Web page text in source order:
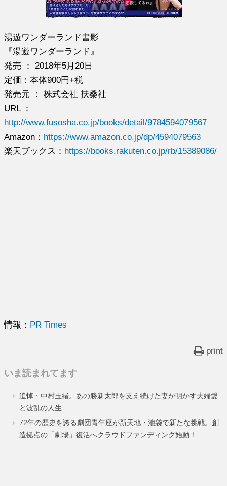
湯遊ワンダーランド書影
『湯遊ワンダーランド』
発売 ： 2018年5月20日
定価：本体900円+税
発売元 ： 株式会社 扶桑社
URL ：
http://www.fusosha.co.jp/books/detail/9784594079567
Amazon： https://www.amazon.co.jp/dp/4594079563
楽天ブックス： https://books.rakuten.co.jp/rb/15389086/
情報： PR Times
print
いま読まれてます
追悼・中村玉緒。あの勝新太郎を支え続けた妻が明かす夫婦愛
と波乱の人生
72年の歴史を誇る劇団青年座が新天地・池袋で新たな挑戦。創
造拠点の「劇場」復活へクラウドファンディング始動！